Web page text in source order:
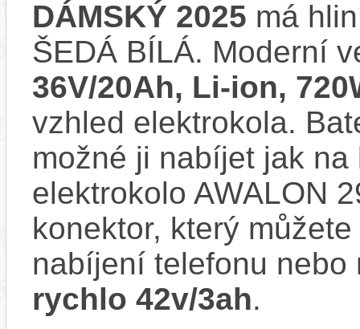
DÁMSKÝ 2025 má
ŠEDÁ BÍLÁ. Moderní
36V/20Ah, Li-ion,
vzhled elektrokola.
možné ji nabíjet jak
elektrokolo AWALON
konektor, který
nabíjení telefonu
rychlo 42v/3ah.